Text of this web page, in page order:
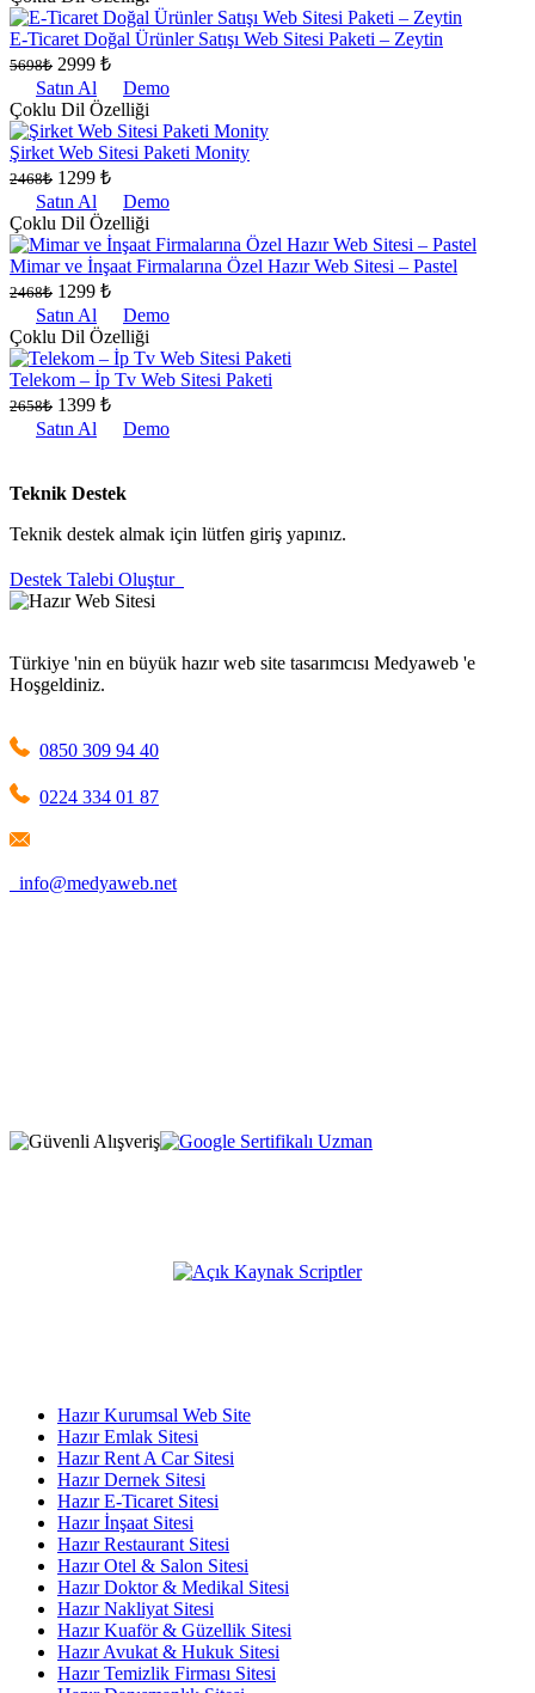
E-Ticaret Doğal Ürünler Satışı Web Sitesi Paketi – Zeytin
5698₺ 2999 ₺
Satın Al
Demo
Çoklu Dil Özelliği
Şirket Web Sitesi Paketi Monity
2468₺ 1299 ₺
Satın Al
Demo
Çoklu Dil Özelliği
Mimar ve İnşaat Firmalarına Özel Hazır Web Sitesi – Pastel
2468₺ 1299 ₺
Satın Al
Demo
Çoklu Dil Özelliği
Telekom – İp Tv Web Sitesi Paketi
2658₺ 1399 ₺
Satın Al
Demo
Teknik Destek
Teknik destek almak için lütfen giriş yapınız.
Destek Talebi Oluştur
Türkiye 'nin en büyük hazır web site tasarımcısı Medyaweb 'e
Hoşgeldiniz.
0850 309 94 40
0224 334 01 87
info@medyaweb.net
Hazır Kurumsal Web Site
Hazır Emlak Sitesi
Hazır Rent A Car Sitesi
Hazır Dernek Sitesi
Hazır E-Ticaret Sitesi
Hazır İnşaat Sitesi
Hazır Restaurant Sitesi
Hazır Otel & Salon Sitesi
Hazır Doktor & Medikal Sitesi
Hazır Nakliyat Sitesi
Hazır Kuaför & Güzellik Sitesi
Hazır Avukat & Hukuk Sitesi
Hazır Temizlik Firması Sitesi